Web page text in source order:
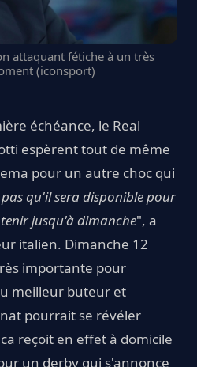
attaquant fétiche à un très
(iconsport)
échéance, le Real
espèrent tout de même
pour un autre choc qui
pas qu'il sera disponible pour
jusqu'à dimanche", a
italien. Dimanche 12
importante pour
meilleur buteur et
pourrait se révéler
reçoit en effet à domicile
un derby qui s'annonce